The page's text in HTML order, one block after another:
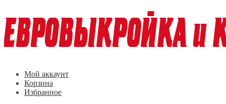
к
навигации
к
содержимому
Мой аккаунт
Корзина
Избранное